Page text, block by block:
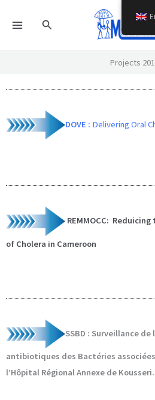
Search
Projects
DOVE : Delivering Oral
REMMOCC:
of Cholera in Cameroon
SSBD : Surveillance de
antibiotiques des Bactéries
l’Hôpital Régional Annexe de Kousseri.